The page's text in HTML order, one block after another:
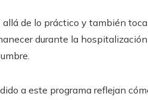
de lo práctico y también
durante la
a este programa reflejan